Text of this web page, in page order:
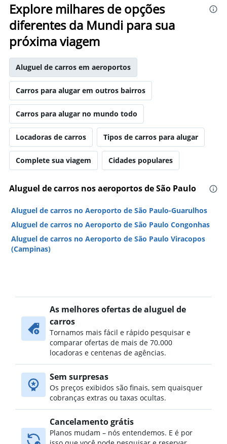
Explore milhares de opções
diferentes da Mundi para sua
próxima viagem
Aluguel de carros em aeroportos
Carros para alugar em outros bairros
Carros para alugar no mundo todo
Locadoras de carros Tipos de carros para alugar
Complete sua viagem Cidades populares
Aluguel de carros nos aeroportos de São Paulo
Aluguel de carros no Aeroporto de São Paulo-Guarulhos
Aluguel de carros no Aeroporto de São Paulo Congonhas
Aluguel de carros no Aeroporto de São Paulo Viracopos
(Campinas)
As melhores ofertas de aluguel de
carros
Tornamos mais fácil e rápido pesquisar e
comparar ofertas de mais de 70.000
locadoras e centenas de agências.
Sem surpresas
Os preços exibidos são finais, sem quaisquer
cobranças extras ou taxas ocultas.
Cancelamento grátis
Planos mudam – nós entendemos. E é por